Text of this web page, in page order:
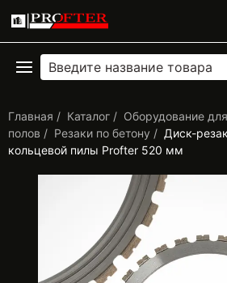
Главная Каталог
Оборудование
полов
Резаки по бетону
Диск-
кольцевой пилы Profter 520 мм